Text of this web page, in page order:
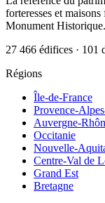
forteresses et
Monument Historique.
27 466 édifices · 101
Régions
Île-de-France
Provence-
Auvergne-
Occitanie
Nouvelle-
Centre-Val de
Grand Est
Bretagne